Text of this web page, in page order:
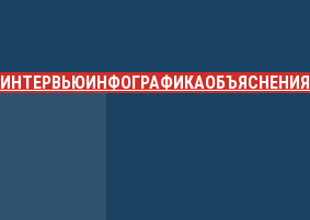
ИНТЕРВЬЮИНФОГРАФИКАОБЪЯСНЕНИЯ